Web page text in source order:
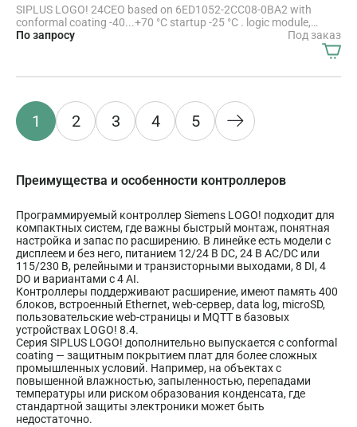
SIPLUS LOGO! 24CEO based on 6ED1052-2CC08-0BA2 with
conformal coating -40...+70 °C startup -25 °C . logic module,
without display, power supply / I/O: 24 V/24 V/24 V trans., 8 DI (4
integrated web server, data log user-defined web pages, standard
basic units
По запросу Под заказ
1 2 3 4 5
Преимущества и особенности контроллеров
Программируемый контроллер Siemens LOGO! подходит для
компактных систем, где важны быстрый монтаж, понятная
настройка и запас по расширению. В линейке есть модели с
дисплеем и без него, питанием 12/24 В DC, 24 В AC/DC или
115/230 В, релейными и транзисторными выходами, 8 DI, 4
DO и вариантами с 4 AI.
Контроллеры поддерживают расширение, имеют память 400
блоков, встроенный Ethernet, web-сервер, data log, microSD,
пользовательские web-страницы и MQTT в базовых
устройствах LOGO! 8.4.
Серия SIPLUS LOGO! дополнительно выпускается с conformal
coating — защитным покрытием плат для более сложных
промышленных условий. Например, на объектах с
повышенной влажностью, запыленностью, перепадами
температуры или риском образования конденсата, где
стандартной защиты электроники может быть
недостаточно.